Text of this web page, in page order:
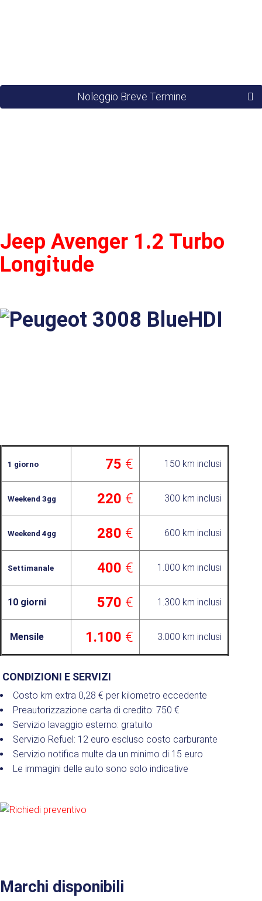
Noleggio Breve Termine
Jeep Avenger 1.2 Turbo
Longitude
1 giorno 75 € 150 km inclusi
Weekend 3gg 220 € 300 km inclusi
Weekend 4gg 280 € 600 km inclusi
Settimanale 400 € 1.000 km inclusi
10 giorni 570 € 1.300 km inclusi
Mensile 1.100 € 3.000 km inclusi
CONDIZIONI E SERVIZI
Costo km extra 0,28 € per kilometro eccedente
Preautorizzazione carta di credito: 750 €
Servizio lavaggio esterno: gratuito
Servizio Refuel: 12 euro escluso costo carburante
Servizio notifica multe da un minimo di 15 euro
Le immagini delle auto sono solo indicative
Marchi disponibili